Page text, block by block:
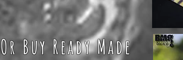
Or Buy Ready Made